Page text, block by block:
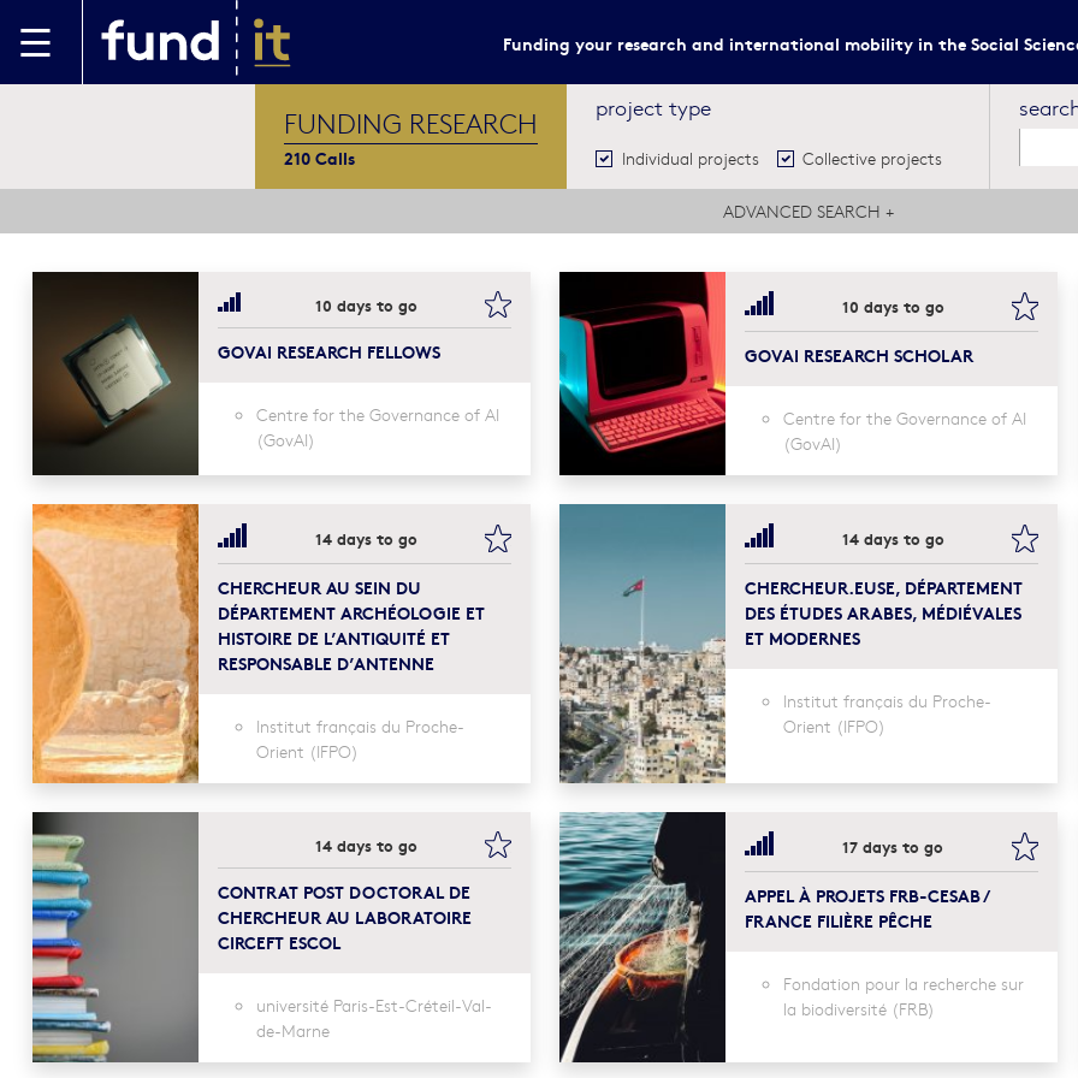
Funding your research and international mobility in the Social
FUNDING RESEARCH
210 Calls
project type
Individual projects Collective projects
ADVANCED SEARCH +
10 days to go bookmark this
GOVAI RESEARCH FELLOWS
Centre for the Governance of AI
(GovAI)
10 days to go
GOVAI RESEARCH SCHOLAR
Centre for the Governance of AI
(GovAI)
14 days to go bookmark this
CHERCHEUR AU SEIN DU
DÉPARTEMENT ARCHÉOLOGIE ET
HISTOIRE DE L’ANTIQUITÉ ET
RESPONSABLE D’ANTENNE
Institut français du Proche-
Orient (IFPO)
14 days to go
CHERCHEUR.EUSE, DÉPARTEMENT
DES ÉTUDES ARABES, MÉDIÉVALES
ET MODERNES
Institut français du Proche-
Orient (IFPO)
14 days to go bookmark this
CONTRAT POST DOCTORAL DE
CHERCHEUR AU LABORATOIRE
CIRCEFT ESCOL
université Paris-Est-Créteil-Val-
de-Marne
17 days to go
APPEL À PROJETS FRB-CESAB /
FRANCE FILIÈRE PÊCHE
Fondation pour la recherche sur
la biodiversité (FRB)